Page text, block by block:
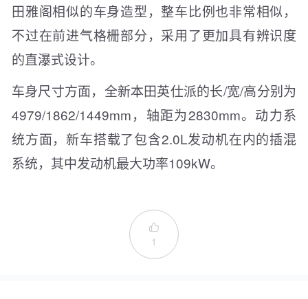
田雅阁相似的车身造型，整车比例也非常相似，
不过在前进气格栅部分，采用了更加具有辨识度
的直瀑式设计。
车身尺寸方面，全新本田英仕派的长/宽/高分别为
4979/1862/1449mm，轴距为2830mm。动力系
统方面，新车搭载了包含2.0L发动机在内的插混
系统，其中发动机最大功率109kW。

1